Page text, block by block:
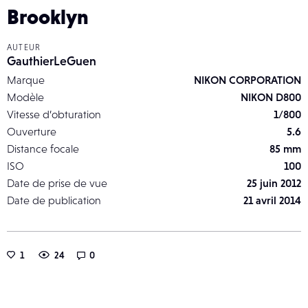
Brooklyn
AUTEUR
GauthierLeGuen
Marque
NIKON CORPORATION
Modèle
NIKON D800
Vitesse d’obturation
1/800
Ouverture
5.6
Distance focale
85 mm
ISO
100
Date de prise de vue
25 juin 2012
Date de publication
21 avril 2014
1 24 0